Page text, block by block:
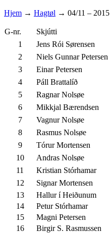
Hjem → Hagtøl → 04/11 – 2015
G-nr. Skjútti
1
Jens Rói Sørensen
2
Niels Gunnar Petersen
3
Einar Petersen
4
Páll Brattalíð
5
Ragnar Nolsøe
6
Mikkjal Bærendsen
7
Vagnur Nolsøe
8
Rasmus Nolsøe
9
Tórur Mortensen
10
Andras Nolsøe
11
Kristian Stórhamar
12
Signar Mortensen
13
Hallur í Heiðunum
14
Petur Stórhamar
15
Magni Petersen
16
Birgir S. Rasmussen